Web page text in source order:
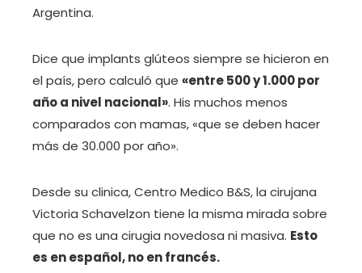
Argentina.
Dice que implants glúteos siempre se hicieron en
el país, pero calculó que «entre 500 y 1.000 por
año a nivel nacional». His muchos menos
comparados con mamas, «que se deben hacer
más de 30.000 por año».
Desde su clinica, Centro Medico B&S, la cirujana
Victoria Schavelzon tiene la misma mirada sobre
que no es una cirugia novedosa ni masiva. Esto
es en español, no en francés.